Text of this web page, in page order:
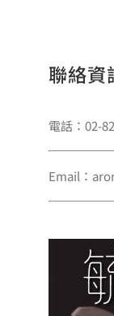
聯絡資
電話：02-
Email：